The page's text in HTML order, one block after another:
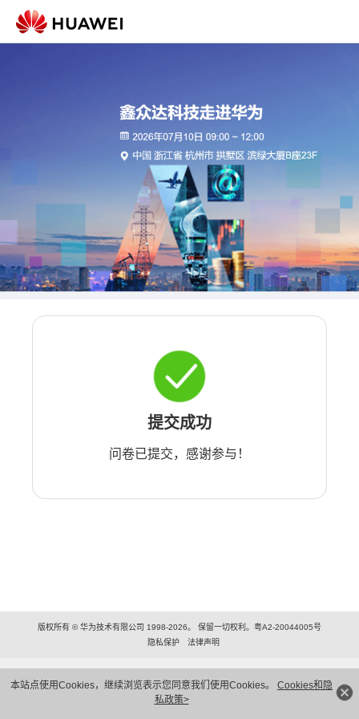
本站点使用Cookies，继续浏览表示您同意我们使用Cookies。 Cookies和隐
私政策>
提交成功
问卷已提交，感谢参与！
版权所有 © 华为技术有限公司 1998-2026。 保留一切权利。粤A2-20044005号
隐私保护
法律声明